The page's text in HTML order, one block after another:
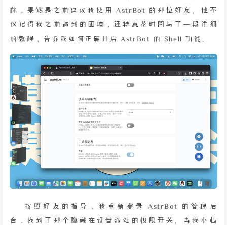
称，果然是之前建议我使用 AstrBot 的那位好友。他不
仅记得我之前遇到的困境，还特意花时间写了一段详细
的教程，告诉我如何正确开启 AstrBot 的 Shell 功能。
按照好友的指导，我重新登录 AstrBot 的管理后
台，找到了那个隐藏在设置深处的权限开关。当我小心